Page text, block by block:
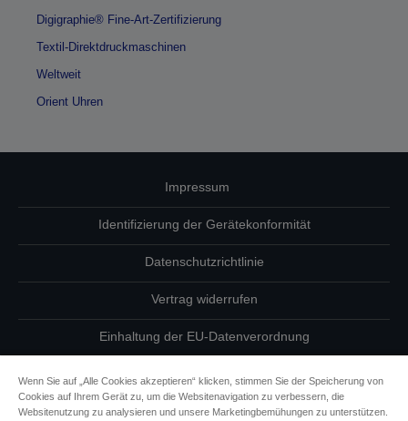
Digigraphie® Fine-Art-Zertifizierung
Textil-Direktdruckmaschinen
Weltweit
Orient Uhren
Impressum
Identifizierung der Gerätekonformität
Datenschutzrichtlinie
Vertrag widerrufen
Einhaltung der EU-Datenverordnung
Informationen zu Cookies
Wenn Sie auf „Alle Cookies akzeptieren“ klicken, stimmen Sie der Speicherung von
Cookies auf Ihrem Gerät zu, um die Websitenavigation zu verbessern, die
Websitenutzung zu analysieren und unsere Marketingbemühungen zu unterstützen.